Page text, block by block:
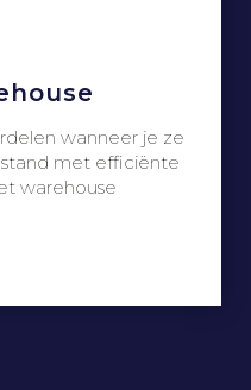
wanneer je ze
met efficiënte
warehouse